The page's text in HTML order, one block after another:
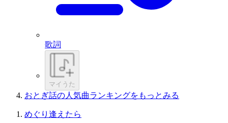
歌詞
マイうた
おとぎ話の人気曲ランキングをもっとみる
めぐり逢えたら